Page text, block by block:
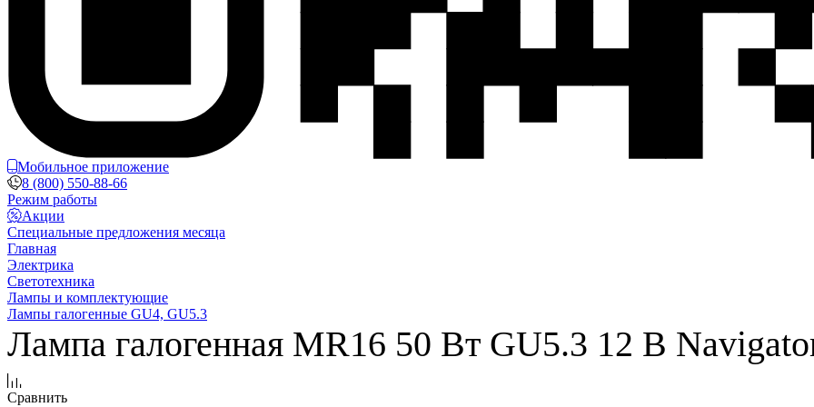
Мобильное приложение
8 (800) 550-88-66
Режим работы
Акции
Специальные предложения месяца
Главная
Электрика
Светотехника
Лампы и комплектующие
Лампы галогенные GU4, GU5.3
Лампа галогенная MR16 50 Вт GU5.3 12 В
Сравнить